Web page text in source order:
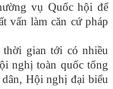
vụ Quốc hội để
vấn làm căn cứ pháp
gian tới có nhiều
nghị toàn quốc tổng
Hội nghị đại biểu